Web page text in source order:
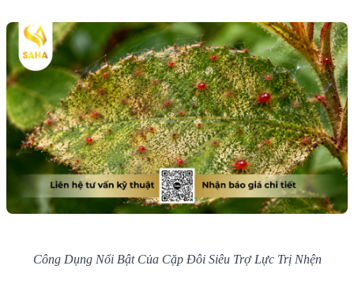
Công Dụng Nổi Bật Của Cặp Đôi Siêu Trợ Lực Trị Nhện